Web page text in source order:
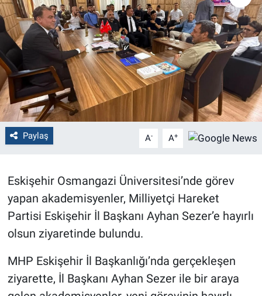
Paylaş A- A+
Eskişehir Osmangazi Üniversitesi’nde görev
yapan akademisyenler, Milliyetçi Hareket
Partisi Eskişehir İl Başkanı Ayhan Sezer’e hayırlı
olsun ziyaretinde bulundu.
MHP Eskişehir İl Başkanlığı’nda gerçekleşen
ziyarette, İl Başkanı Ayhan Sezer ile bir araya
Politika
Bilecik
Kütahya
Gezi
Genel
Yerel
Magazin
Bilim ve Teknoloji